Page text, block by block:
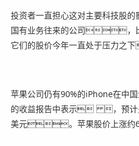
投资者一直担心这对主要科技
国有业务往来的公司，
它们的股价今年一直处于压力
苹果公司仍有90%的iPhone在
的收益报告中表示 ，预计
美元。苹果股价上涨